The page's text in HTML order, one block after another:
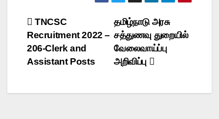
தமிழ்நாடு அரசு
சத்துணவு துறையில்
வேலைவாய்ப்பு
அறிவிப்பு
TNCSC
Recruitment 2022 –
206-Clerk and
Assistant Posts